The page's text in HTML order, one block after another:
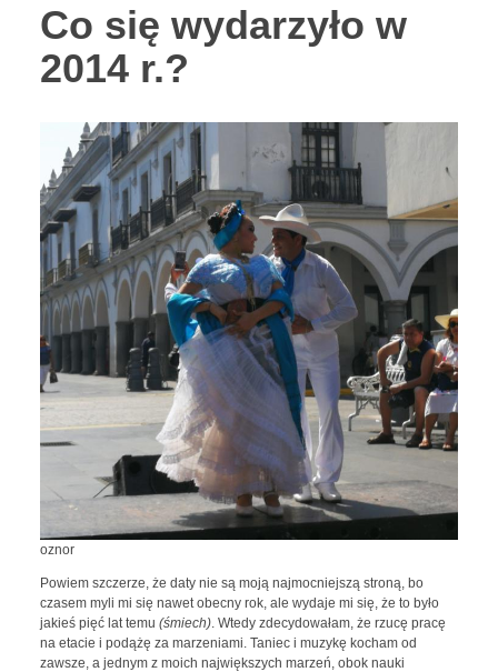
Co się wydarzyło w
2014 r.?
oznor
Powiem szczerze, że daty nie są moją najmocniejszą stroną, bo
czasem myli mi się nawet obecny rok, ale wydaje mi się, że to było
jakieś pięć lat temu (śmiech). Wtedy zdecydowałam, że rzucę pracę
na etacie i podążę za marzeniami. Taniec i muzykę kocham od
zawsze, a jednym z moich największych marzeń, obok nauki